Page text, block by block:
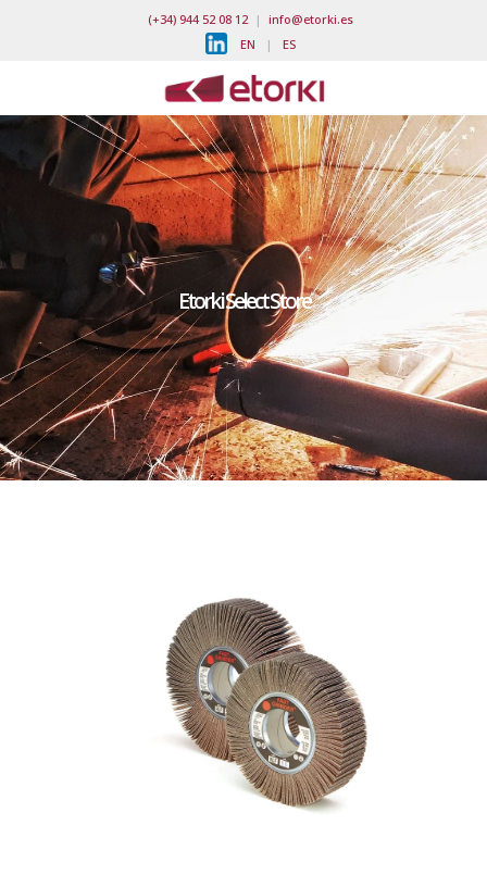
(+34) 944 52 08 12| info@etorki.es
EN | ES
Etorki Select Store